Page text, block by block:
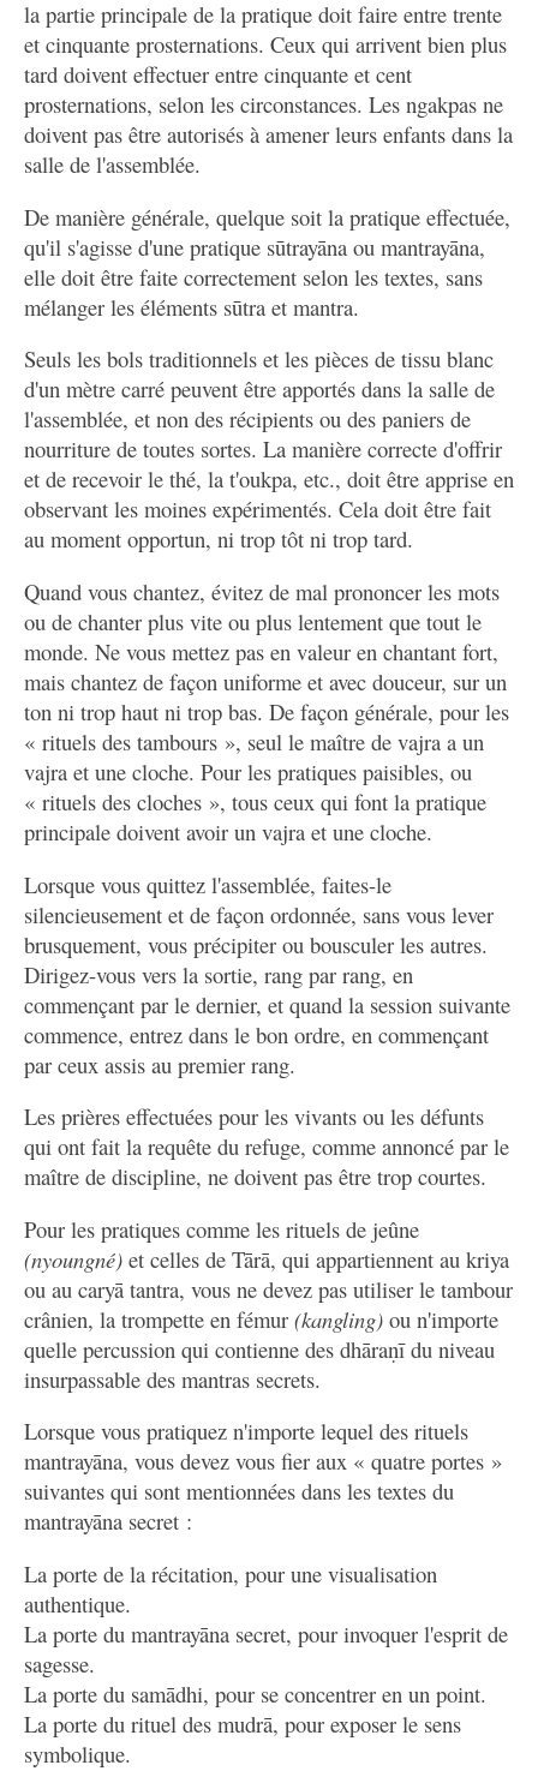
la partie principale de la pratique doit faire entre trente
et cinquante prosternations. Ceux qui arrivent bien plus
tard doivent effectuer entre cinquante et cent
prosternations, selon les circonstances. Les ngakpas ne
doivent pas être autorisés à amener leurs enfants dans la
salle de l'assemblée.
De manière générale, quelque soit la pratique effectuée,
qu'il s'agisse d'une pratique sūtrayāna ou mantrayāna,
elle doit être faite correctement selon les textes, sans
mélanger les éléments sūtra et mantra.
Seuls les bols traditionnels et les pièces de tissu blanc
d'un mètre carré peuvent être apportés dans la salle de
l'assemblée, et non des récipients ou des paniers de
nourriture de toutes sortes. La manière correcte d'offrir
et de recevoir le thé, la t'oukpa, etc., doit être apprise en
observant les moines expérimentés. Cela doit être fait
au moment opportun, ni trop tôt ni trop tard.
Quand vous chantez, évitez de mal prononcer les mots
ou de chanter plus vite ou plus lentement que tout le
monde. Ne vous mettez pas en valeur en chantant fort,
mais chantez de façon uniforme et avec douceur, sur un
ton ni trop haut ni trop bas. De façon générale, pour les
« rituels des tambours », seul le maître de vajra a un
vajra et une cloche. Pour les pratiques paisibles, ou
« rituels des cloches », tous ceux qui font la pratique
principale doivent avoir un vajra et une cloche.
Lorsque vous quittez l'assemblée, faites-le
silencieusement et de façon ordonnée, sans vous lever
brusquement, vous précipiter ou bousculer les autres.
Dirigez-vous vers la sortie, rang par rang, en
commençant par le dernier, et quand la session suivante
commence, entrez dans le bon ordre, en commençant
par ceux assis au premier rang.
Les prières effectuées pour les vivants ou les défunts
qui ont fait la requête du refuge, comme annoncé par le
maître de discipline, ne doivent pas être trop courtes.
Pour les pratiques comme les rituels de jeûne
(nyoungné) et celles de Tārā, qui appartiennent au kriya
ou au caryā tantra, vous ne devez pas utiliser le tambour
crânien, la trompette en fémur (kangling) ou n'importe
quelle percussion qui contienne des dhāraṇī du niveau
insurpassable des mantras secrets.
Lorsque vous pratiquez n'importe lequel des rituels
mantrayāna, vous devez vous fier aux « quatre portes »
suivantes qui sont mentionnées dans les textes du
mantrayāna secret :
La porte de la récitation, pour une visualisation
authentique.
La porte du mantrayāna secret, pour invoquer l'esprit de
sagesse.
La porte du samādhi, pour se concentrer en un point.
La porte du rituel des mudrā, pour exposer le sens
symbolique.